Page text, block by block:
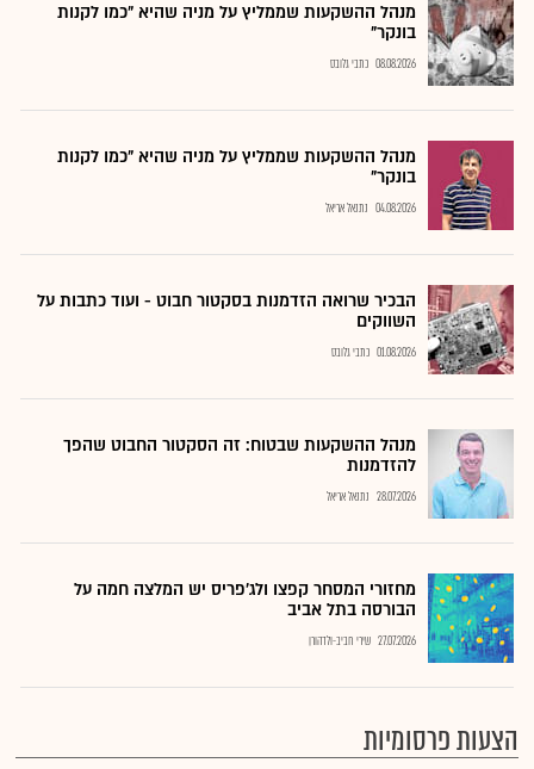
מנהל ההשקעות שממליץ על מניה שהיא "כמו לקנות
בונקר"
08.08.2026 כתבי גלובס
מנהל ההשקעות שממליץ על מניה שהיא "כמו לקנות
בונקר"
04.08.2026 נתנאל אריאל
הבכיר שרואה הזדמנות בסקטור חבוט - ועוד כתבות על
השווקים
01.08.2026 כתבי גלובס
מנהל ההשקעות שבטוח: זה הסקטור החבוט שהפך
להזדמנות
28.07.2026 נתנאל אריאל
מחזורי המסחר קפצו ולג'פריס יש המלצה חמה על
הבורסה בתל אביב
27.07.2026 שירי חביב-ולדהורן
הצעות פרסומיות